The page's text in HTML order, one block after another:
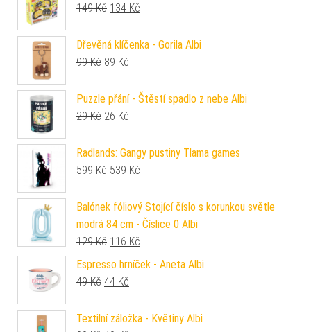
149Kč Původní cena byla: 149 Kč.
134 Kč
Dřevěná klíčenka - Gorila Albi
99Kč Původní cena byla: 99 Kč.
89 Kč
Puzzle přání - Štěstí spadlo z nebe Albi
29Kč Původní cena byla: 29 Kč.
26 Kč
Radlands: Gangy pustiny Tlama games
599Kč Původní cena byla: 599 Kč.
539 Kč
Balónek fóliový Stojící číslo s korunkou světle
modrá 84 cm - Číslice 0 Albi
129Kč Původní cena byla: 129 Kč.
116 Kč
Espresso hrníček - Aneta Albi
49Kč Původní cena byla: 49 Kč.
44 Kč
Textilní záložka - Květiny Albi